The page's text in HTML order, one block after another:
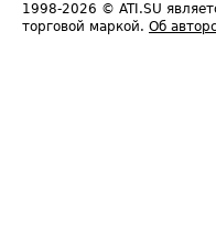
1998-2026 © ATI.SU
торговой маркой. Об